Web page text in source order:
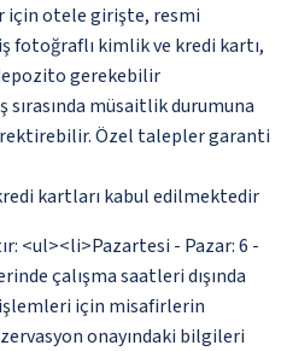
için otele girişte, resmi
fotoğraflı kimlik ve kredi kartı,
gerekebilir
müsaitlik durumuna
Özel talepler garanti
kartları kabul edilmektedir
<ul><li>Pazartesi - Pazar: 6 -
çalışma saatleri dışında
için misafirlerin
onayındaki bilgileri